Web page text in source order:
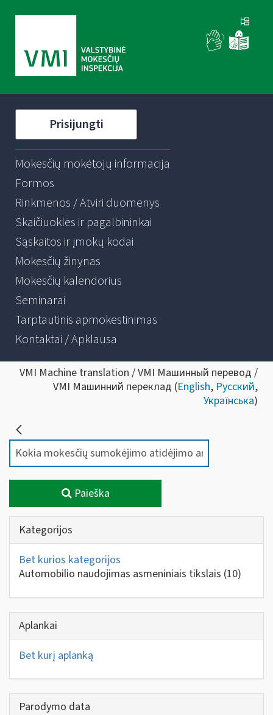
Prisijungti
Mokesčių mokėtojų informacija
Formos
Rinkmenos / Atviri duomenys
Skaičiuoklės ir pagalbininkai
Sąskaitos ir įmokų kodai
Mokesčių žinynas
Mokesčių kalendorius
Seminarai
Tarptautinis apmokestinimas
Kontaktai / Apklausa
VMI Machine translation / VMI Машинный перевод /
VMI Машинний переклад (English, Русский,
Українська)
Paieška
Kategorijos
Bet kurios kategorijos
Automobilio naudojimas asmeniniais tikslais (10)
Aplankai
Bet kurį aplanką
Parodymo data